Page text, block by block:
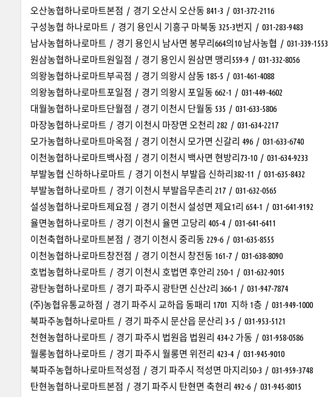
오산농협하나로마트본점 / 경기 오산시 오산동 841-3 / 031-372-2116
구성농협 하나로마트 / 경기 용인시 기흥구 마북동 325-3번지 / 031-283-9483
남사농협하나로마트 / 경기 용인시 남사면 봉무리664의10 남사농협 / 031-339-1553
원삼농협하나로마트원일점 / 경기 용인시 원삼면 맹리559-9 / 031-332-8056
의왕농협하나로마트부곡점 / 경기 의왕시 삼동 185-5 / 031-461-4088
의왕농협하나로마트포일점 / 경기 의왕시 포일동 662-1 / 031-449-4602
대월농협하나로마트단월점 / 경기 이천시 단월동 535 / 031-633-5806
마장농협하나로마트 / 경기 이천시 마장면 오천리 282 / 031-634-2217
모가농협하나로마트마옥점 / 경기 이천시 모가면 신갈리 496 / 031-633-6740
이천농협하나로마트백사점 / 경기 이천시 백사면 현방리73-10 / 031-634-9233
부발농협 신하하나로마트 / 경기 이천시 부발읍 신하리382-11 / 031-635-8432
부발농협하나로마트 / 경기 이천시 부발읍무촌리 217 / 031-632-0565
설성농협하나로마트제요점 / 경기 이천시 설성면 제요1리 654-1 / 031-641-9192
율면농협하나로마트 / 경기 이천시 율면 고당리 405-4 / 031-641-6411
이천축협하나로마트본점 / 경기 이천시 중리동 229-6 / 031-635-8555
이천농협하나로마트창전점 / 경기 이천시 창전동 161-7 / 031-638-8090
호법농협하나로마트 / 경기 이천시 호법면 후안리 250-1 / 031-632-9015
광탄농협하나로마트 / 경기 파주시 광탄면 신산2리 366-1 / 031-947-7874
(주)농협유통교하점 / 경기 파주시 교하읍 동패리 1701 지하 1층 / 031-949-1000
북파주농협하나로마트 / 경기 파주시 문산읍 문산리 3-5 / 031-953-5121
천현농협하나로마트 / 경기 파주시 법원읍 법원리 434-2 가동 / 031-958-0586
월롱농협하나로마트 / 경기 파주시 월롱면 위전리 423-4 / 031-945-9010
북파주농협하나로마트적성점 / 경기 파주시 적성면 마지리50-3 / 031-959-3748
탄현농협하나로마트본점 / 경기 파주시 탄현면 축현리 492-6 / 031-945-8015